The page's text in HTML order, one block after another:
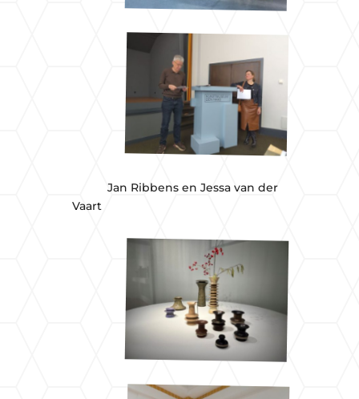
Jan Ribbens en Jessa van der
Vaart